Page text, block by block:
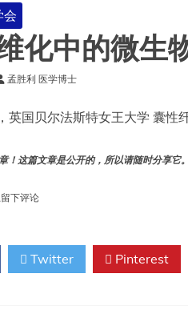
会
化中的微生
孟胜利 医学博士
英国贝尔法斯特女王大学 囊性
！这篇文章是公开的，所以请随时分享它
下评论
Twitter Pinterest